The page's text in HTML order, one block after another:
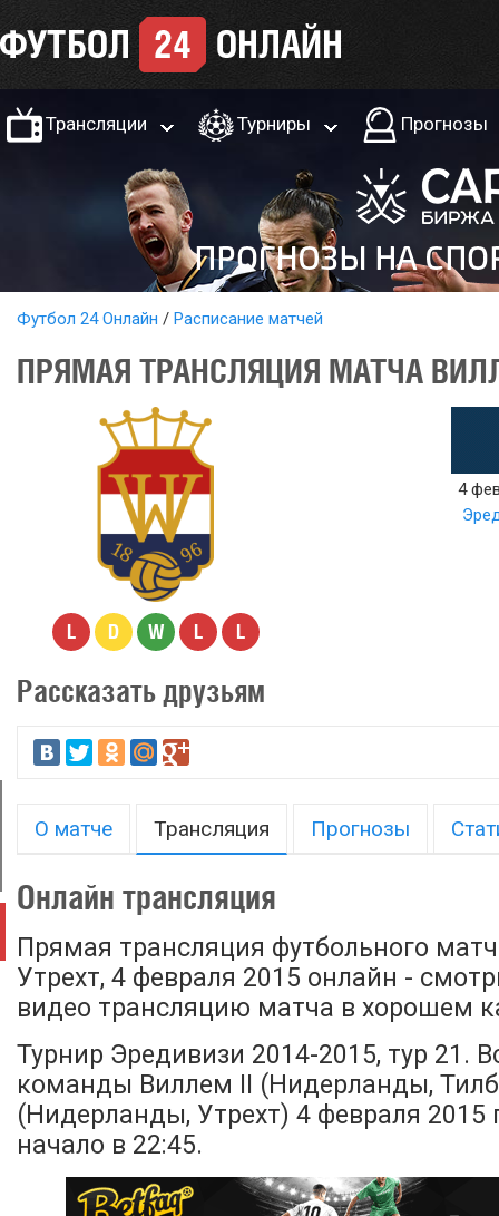
Трансляции Турниры Прогнозы
Футбол 24 Онлайн Расписание матчей
ПРЯМАЯ ТРАНСЛЯЦИЯ МАТЧА
L D W L L
4
Рассказать друзьям
О матче Трансляция Прогнозы
Онлайн трансляция
Прямая трансляция футбольного
Утрехт, 4 февраля 2015 онлайн -
видео трансляцию матча в хорошем
Турнир Эредивизи 2014-2015, тур 21.
команды Виллем II (Нидерланды,
(Нидерланды, Утрехт) 4 февраля 2015
начало в 22:45.